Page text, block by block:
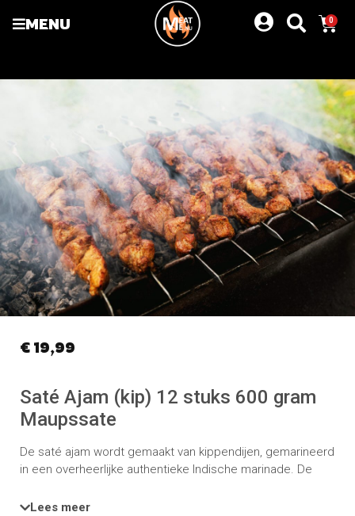
MENU 0
€ 19,99
Saté Ajam (kip) 12 stuks 600 gram
Maupssate
De saté ajam wordt gemaakt van kippendijen, gemarineerd
in een overheerlijke authentieke Indische marinade. De
verpakt per 12 stuks a ca. 50 gram
Lees meer